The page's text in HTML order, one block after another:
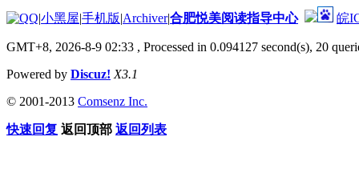
|小黑屋|手机版|Archiver|合肥悦美阅读指导中心 皖
GMT+8, 2026-8-9 02:33 , Processed in 0.094127 second(s), 20
Powered by Discuz! X3.1
© 2001-2013 Comsenz Inc.
快速回复 返回顶部 返回列表